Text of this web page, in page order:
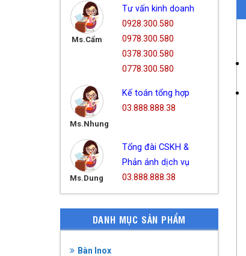
Ms.Cẩm
Tư vấn kinh doanh
0928.300.580
0978.300.580
0378.300.580
0778.300.580
Ms.Nhung
Kế toán tổng hợp
03.888.888.38
Ms.Dung
Tổng đài CSKH &
Phản ánh dịch vụ
03.888.888.38
DANH MỤC SẢN PHẨM
Bàn Inox